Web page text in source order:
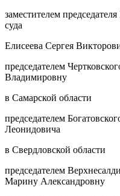
заместителем
суда
Елисеева Сергея
председателем
Владимировну
в Самарской области
председателем
Леонидовича
в Свердловской области
председателем
Марину Александровну